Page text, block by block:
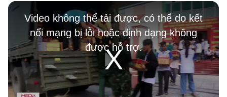
Play
This
window.
Video không thể tải được, có thể do kết
nối mạng bị lỗi hoặc định dạng không
được hỗ trợ.